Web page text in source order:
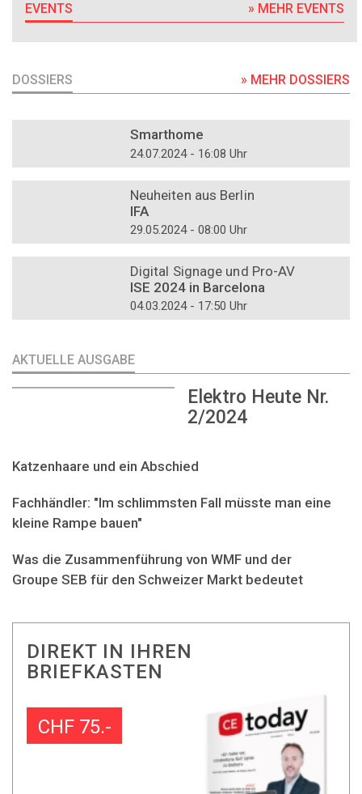
EVENTS » MEHR EVENTS
DOSSIERS » MEHR DOSSIERS
Smarthome
24.07.2024 - 16:08 Uhr
Neuheiten aus Berlin
IFA
29.05.2024 - 08:00 Uhr
Digital Signage und Pro-AV
ISE 2024 in Barcelona
04.03.2024 - 17:50 Uhr
AKTUELLE AUSGABE
Elektro Heute Nr.
2/2024
Katzenhaare und ein Abschied
Fachhändler: "Im schlimmsten Fall müsste man eine
kleine Rampe bauen"
Was die Zusammenführung von WMF und der
Groupe SEB für den Schweizer Markt bedeutet
DIREKT IN IHREN
BRIEFKASTEN
CHF 75.-